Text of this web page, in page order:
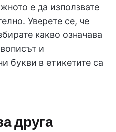
е да използвате
Уверете се, че
какво означава
и
букви в етикетите са
друга